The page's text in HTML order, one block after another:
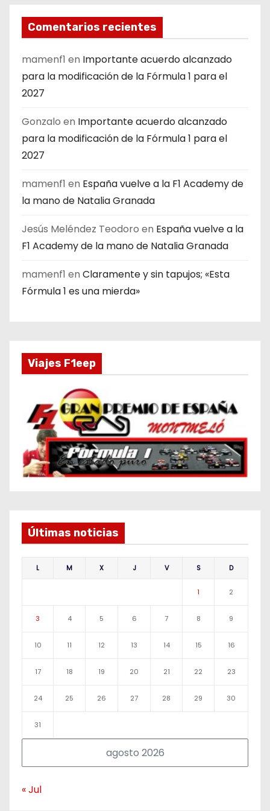
Comentarios recientes
mamenf1 en Importante acuerdo alcanzado
para la modificación de la Fórmula 1 para el
2027
Gonzalo en Importante acuerdo alcanzado
para la modificación de la Fórmula 1 para el
2027
mamenf1 en España vuelve a la F1 Academy de
la mano de Natalia Granada
Jesús Meléndez Teodoro en España vuelve a la
F1 Academy de la mano de Natalia Granada
mamenf1 en Claramente y sin tapujos; «Esta
Fórmula 1 es una mierda»
Viajes F1eep
Últimas noticias
agosto 2026
L M X J V S D
1 2
3 4 5 6 7 8 9
10 11 12 13 14 15 16
17 18 19 20 21 22 23
24 25 26 27 28 29 30
31
« Jul